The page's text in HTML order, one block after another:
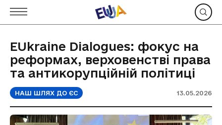
EUkraine Dialogues: фокус на
реформах, верховенстві права
та антикорупційній політиці
НАШ ШЛЯХ ДО ЄС 13.05.2026